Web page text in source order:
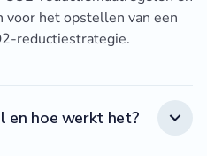
het opstellen van een
reductiestrategie.
en hoe werkt het?